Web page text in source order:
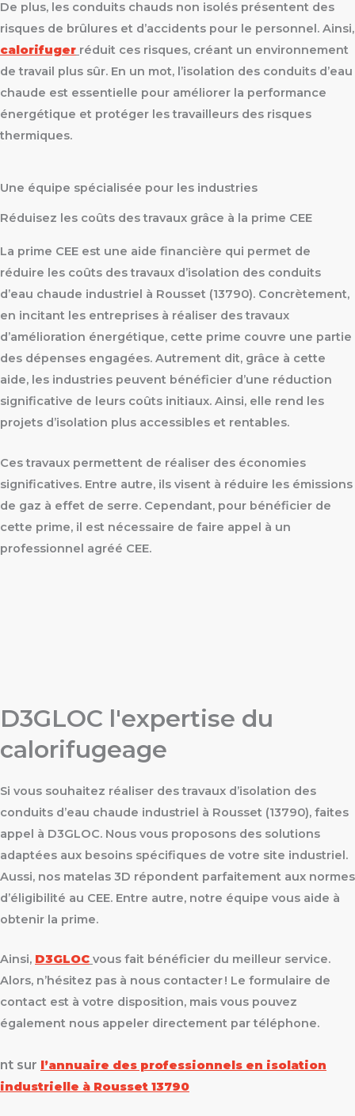
De plus, les conduits chauds non isolés présentent des
risques de brûlures et d’accidents pour le personnel. Ainsi,
calorifuger réduit ces risques, créant un environnement
de travail plus sûr. En un mot, l’isolation des conduits d’eau
chaude est essentielle pour améliorer la performance
énergétique et protéger les travailleurs des risques
thermiques.
Une équipe spécialisée pour les industries
Réduisez les coûts des travaux grâce à la prime CEE
La prime CEE est une aide financière qui permet de
réduire les coûts des travaux d’isolation des conduits
d’eau chaude industriel à Rousset (13790). Concrètement,
en incitant les entreprises à réaliser des travaux
d’amélioration énergétique, cette prime couvre une partie
des dépenses engagées. Autrement dit, grâce à cette
aide, les industries peuvent bénéficier d’une réduction
significative de leurs coûts initiaux. Ainsi, elle rend les
projets d’isolation plus accessibles et rentables.
Ces travaux permettent de réaliser des économies
significatives. Entre autre, ils visent à réduire les émissions
de gaz à effet de serre. Cependant, pour bénéficier de
cette prime, il est nécessaire de faire appel à un
professionnel agréé CEE.
D3GLOC l'expertise du
calorifugeage
Si vous souhaitez réaliser des travaux d’isolation des
conduits d’eau chaude industriel à Rousset (13790), faites
appel à D3GLOC. Nous vous proposons des solutions
adaptées aux besoins spécifiques de votre site industriel.
Aussi, nos matelas 3D répondent parfaitement aux normes
d’éligibilité au CEE. Entre autre, notre équipe vous aide à
obtenir la prime.
Ainsi, D3GLOC vous fait bénéficier du meilleur service.
Alors, n’hésitez pas à nous contacter ! Le formulaire de
contact est à votre disposition, mais vous pouvez
également nous appeler directement par téléphone.
nt sur l’annuaire des professionnels en isolation
industrielle à Rousset 13790